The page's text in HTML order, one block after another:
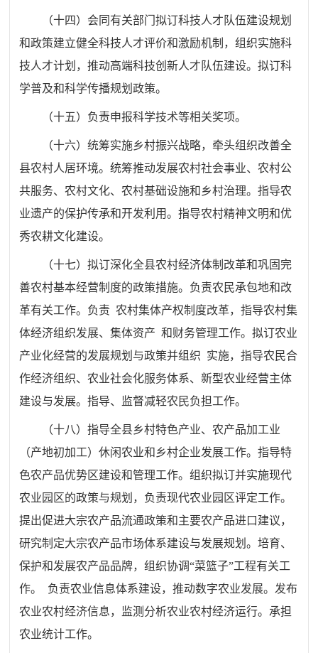
（十四） 会同有关部门拟订科技人才队伍建设规划
和政策建立健全科技人才评价和激励机制，组织实施科
技人才计划，推动高端科技创新人才队伍建设。拟订科
学普及和科学传播规划政策。
（十五） 负责申报科学技术等相关奖项。
（十六）统筹实施乡村振兴战略，牵头组织改善全
县农村人居环境。统筹推动发展农村社会事业、农村公
共服务、农村文化、农村基础设施和乡村治理。指导农
业遗产的保护传承和开发利用。指导农村精神文明和优
秀农耕文化建设。
（十七）拟订深化全县农村经济体制改革和巩固完
善农村基本经营制度的政策措施。负责农民承包地和改
革有关工作。负责 农村集体产权制度改革，指导农村集
体经济组织发展、集体资产 和财务管理工作。拟订农业
产业化经营的发展规划与政策并组织 实施，指导农民合
作经济组织、农业社会化服务体系、新型农业经营主体
建设与发展。指导、监督减轻农民负担工作。
（十八）指导全县乡村特色产业、农产品加工业
（产地初加工）休闲农业和乡村企业发展工作。指导特
色农产品优势区建设和管理工作。组织拟订并实施现代
农业园区的政策与规划，负责现代农业园区评定工作。
提出促进大宗农产品流通政策和主要农产品进口建议，
研究制定大宗农产品市场体系建设与发展规划。培育、
保护和发展农产品品牌，组织协调“菜篮子”工程有关工
作。
负责农业信息体系建设，推动数字农业发展。发布
农业农村经济信息，监测分析农业农村经济运行。承担
农业统计工作。